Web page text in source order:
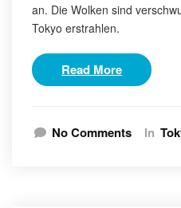
an. Die Wolken sind
Tokyo erstrahlen.
Read More
No Comments In